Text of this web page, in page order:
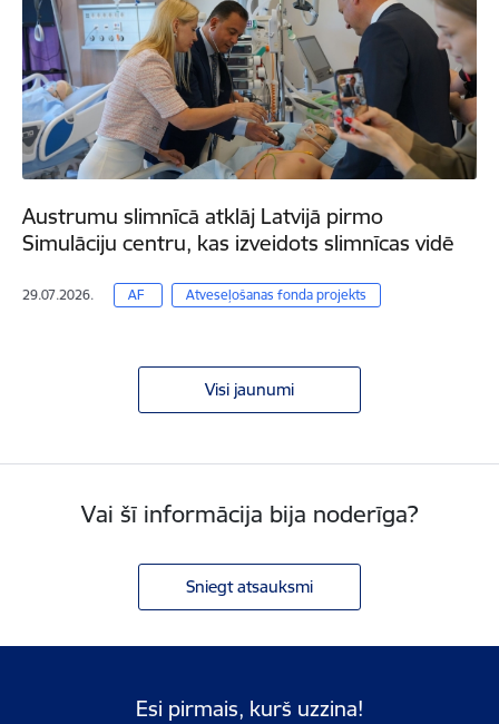
Austrumu slimnīcā atklāj Latvijā pirmo
Simulāciju centru, kas izveidots slimnīcas vidē
29.07.2026. AF Atveseļošanas fonda projekts
Visi jaunumi
Vai šī informācija bija noderīga?
Sniegt atsauksmi
Esi pirmais, kurš uzzina!